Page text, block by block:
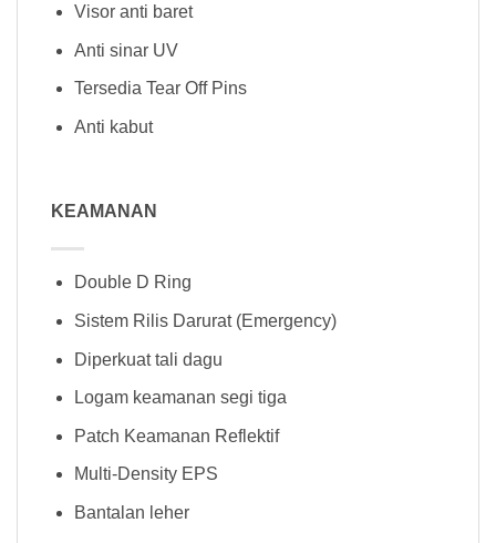
Visor anti baret
Anti sinar UV
Tersedia Tear Off Pins
Anti kabut
KEAMANAN
Double D Ring
Sistem Rilis Darurat (Emergency)
Diperkuat tali dagu
Logam keamanan segi tiga
Patch Keamanan Reflektif
Multi-Density EPS
Bantalan leher